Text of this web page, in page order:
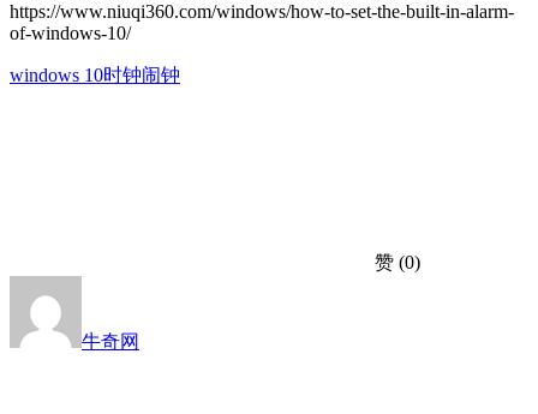
https://www.niuqi360.com/windows/how-to-set-the-built-in-alarm-
of-windows-10/
windows 10时钟闹钟
赞 (0)
牛奇网